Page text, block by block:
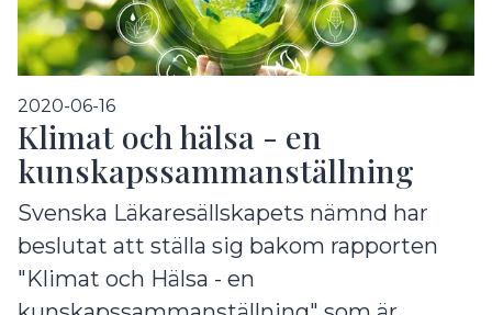
2020-06-16
Klimat och hälsa - en
kunskapssammanställning
Svenska Läkaresällskapets nämnd har
beslutat att ställa sig bakom rapporten
"Klimat och Hälsa - en